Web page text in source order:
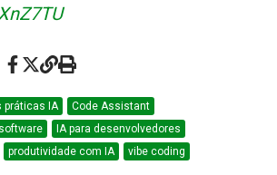
práticas IA
Code Assistant
IA para desenvolvedores
produtividade com IA vibe coding